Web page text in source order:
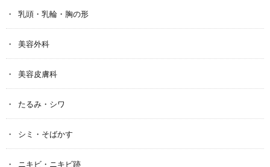
乳頭・乳輪・胸の形
美容外科
美容皮膚科
たるみ・シワ
シミ・そばかす
ニキビ・ニキビ跡